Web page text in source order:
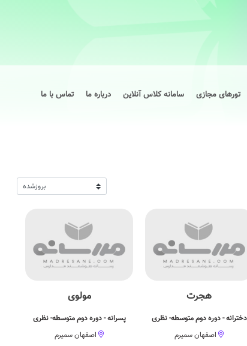
تورهای مجازی سامانه کلاس آنلاین درباره ما تماس با ما
هجرت
دخترانه - دوره دوم متوسطه- نظری
اصفهان سمیرم
مولوی
پسرانه - دوره دوم متوسطه- نظری
اصفهان سمیرم